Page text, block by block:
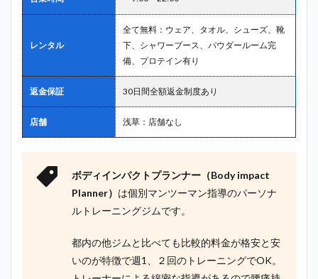
レンタル
全て無料：ウェア、タオル、シューズ、靴
下、シャワーブース、パウダールーム完
備、プロテイン有り
返金保証 30日間全額返金制度あり
店舗 浅草：店舗なし
ボディインパクトプランナー（Body impact
Planner） は個別マンツーマン指導のパーソナ
ルトレーニングジムです。
都内の他ジムと比べても比較的料金が格安と安
いのが特徴で週1、２回のトレーニングでOK。